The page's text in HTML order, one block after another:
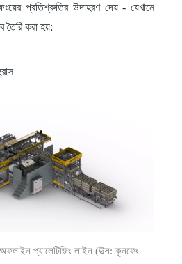
প্রতিশ্রুতির উদাহরণ দেয় - যেখানে
তৈরি করা হয়:
প্যালেটিজিং লাইন (উত্স: কুনফেং